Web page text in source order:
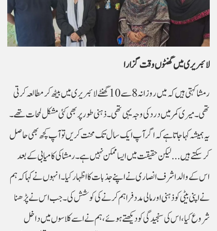
لائبریری میں گھنٹوں وقت گزارا
رمشا کہتی ہیں کہ میں روزانہ 8 سے 10 گھنٹے لائبریری میں بیٹھ کر مطالعہ کرتی
تھی۔ میری کمر میں درد کی وجہ یہی تھی۔ ذہنی طور پر بھی کئی مشکل لمحات تھے۔
یہ ہمیشہ کہا جاتا ہے کہ اگر آپ ایک سال تک محنت کریں تو آپ کچھ بھی حاصل
کر سکتے ہیں... لیکن حقیقت میں ایسا ممکن نہیں ہے۔رمشا کی کامیابی کے بعد
اس کے والد اشرف انصاری نے اپنے جذبات کا اظہار کیا۔ انہوں نے کہا کہ ہم
نے اپنی بیٹی کو ذہنی اور مالی مدد فراہم کرنے کی کوشش کی۔ جب اس نے پڑھنا
شروع کیا، اس کی سنجیدگی کو دیکھتے ہوئے، ہم نے اسے کلاسوں میں داخل